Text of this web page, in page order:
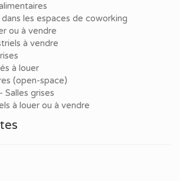
dans les espaces de coworking
ou à vendre
à vendre
à louer
(open-space)
Salles grises
à louer ou à vendre